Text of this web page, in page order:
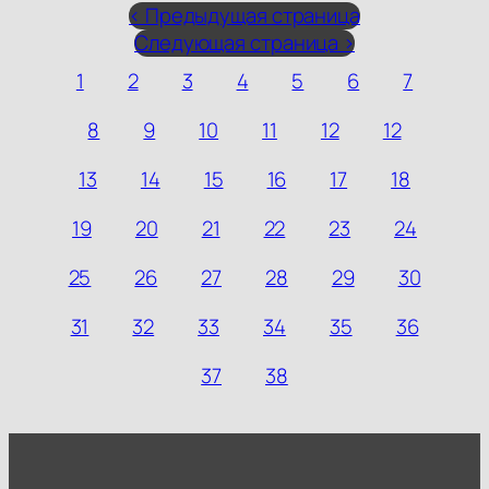
< Предыдущая страница
Следующая страница >
1
2 3 4 5 6
7
8
9 10 11 12
12
13
14 15 16 17
18
19
20 21 22 23
24
25
26 27 28 29
30
31
32 33 34 35
36
37
38